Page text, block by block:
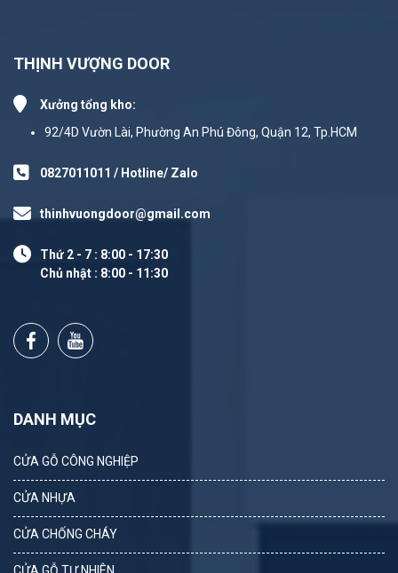
THỊNH VƯỢNG DOOR
Xưởng tổng kho:
92/4D Vườn Lài, Phường An Phú Đông, Quận 12, Tp.HCM
0827011011 / Hotline/ Zalo
thinhvuongdoor@gmail.com
Thứ 2 - 7 : 8:00 - 17:30
Chủ nhật : 8:00 - 11:30
DANH MỤC
CỬA GỖ CÔNG NGHIỆP
CỬA NHỰA
CỬA CHỐNG CHÁY